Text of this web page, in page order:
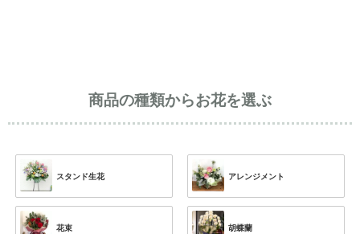
商品の種類からお花を選ぶ
スタンド生花 アレンジメント
花束 胡蝶蘭